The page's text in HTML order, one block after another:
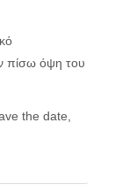
πίσω όψη του
the date,